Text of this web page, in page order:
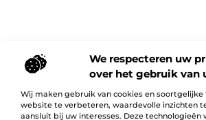
We respecteren uw
over het gebruik van
Wij maken gebruik van cookies en
website te verbeteren, waardevolle inzichten
aansluit bij uw interesses. Deze